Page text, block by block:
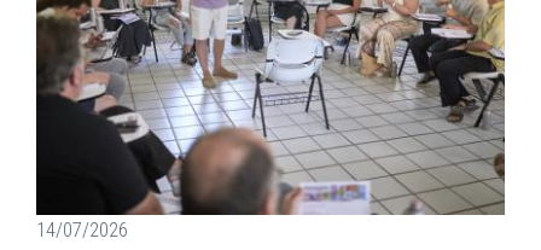
14/07/2026